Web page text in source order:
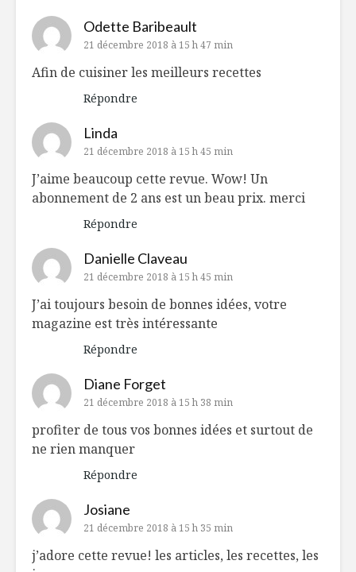
Odette Baribeault
21 décembre 2018 à 15 h 47 min
Afin de cuisiner les meilleurs recettes
Répondre
Linda
21 décembre 2018 à 15 h 45 min
J’aime beaucoup cette revue. Wow! Un
abonnement de 2 ans est un beau prix. merci
Répondre
Danielle Claveau
21 décembre 2018 à 15 h 45 min
J’ai toujours besoin de bonnes idées, votre
magazine est très intéressante
Répondre
Diane Forget
21 décembre 2018 à 15 h 38 min
profiter de tous vos bonnes idées et surtout de
ne rien manquer
Répondre
Josiane
21 décembre 2018 à 15 h 35 min
j’adore cette revue! les articles, les recettes, les